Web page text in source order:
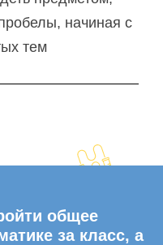
начиная с
тем
общее
за класс, а